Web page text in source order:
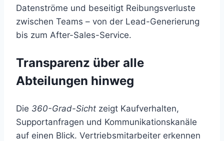
Datenströme und beseitigt Reibungsverluste
zwischen Teams – von der Lead-Generierung
bis zum After-Sales-Service.
Transparenz über alle
Abteilungen hinweg
Die 360-Grad-Sicht zeigt Kaufverhalten,
Supportanfragen und Kommunikationskanäle
auf einen Blick. Vertriebsmitarbeiter erkennen